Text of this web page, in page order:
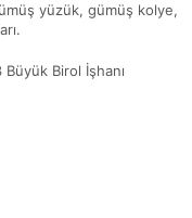
yüzük, gümüş kolye,
Birol İşhanı